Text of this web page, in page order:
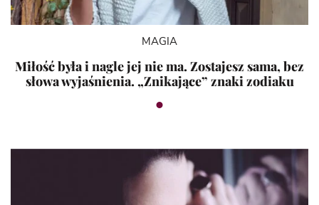
MAGIA
Miłość była i nagle jej nie ma. Zostajesz sama, bez
słowa wyjaśnienia. „Znikające” znaki zodiaku